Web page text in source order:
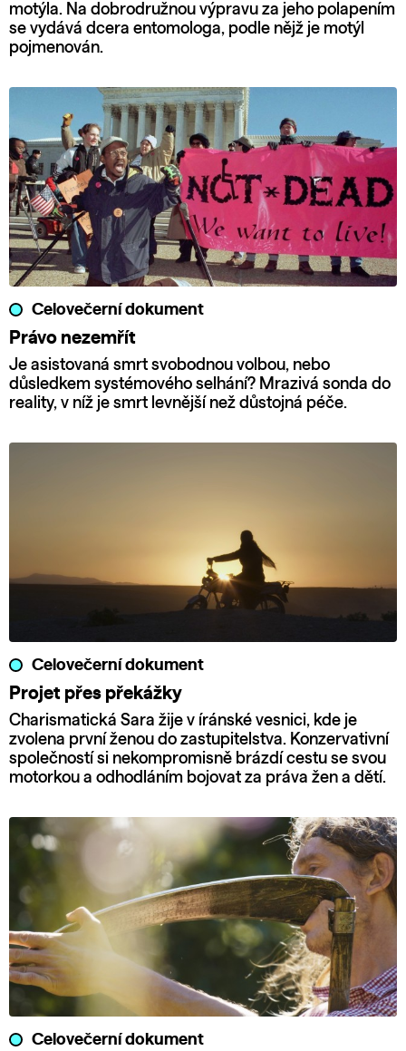
motýla. Na dobrodružnou výpravu za jeho polapením
se vydává dcera entomologa, podle nějž je motýl
pojmenován.
Celovečerní dokument
Právo nezemřít
Je asistovaná smrt svobodnou volbou, nebo
důsledkem systémového selhání? Mrazivá sonda do
reality, v níž je smrt levnější než důstojná péče.
Celovečerní dokument
Projet přes překážky
Charismatická Sara žije v íránské vesnici, kde je
zvolena první ženou do zastupitelstva. Konzervativní
společností si nekompromisně brázdí cestu se svou
motorkou a odhodláním bojovat za práva žen a dětí.
Celovečerní dokument